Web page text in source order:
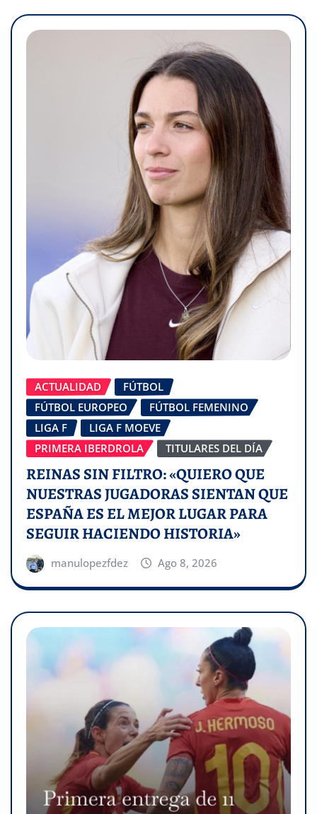
ACTUALIDAD
FÚTBOL
FÚTBOL EUROPEO
FÚTBOL FEMENINO
LIGA F
LIGA F MOEVE
PRIMERA IBERDROLA
TITULARES DEL DÍA
REINAS SIN FILTRO: «QUIERO QUE
NUESTRAS JUGADORAS SIENTAN QUE
ESPAÑA ES EL MEJOR LUGAR PARA
SEGUIR HACIENDO HISTORIA»
manulopezfdez Ago 8, 2026